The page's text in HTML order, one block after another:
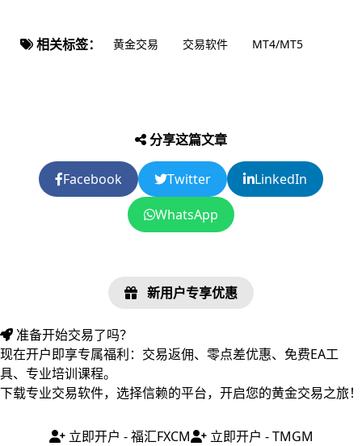
相关标签： 黄金交易 交易软件 MT4/MT5
分享这篇文章
Facebook Twitter
LinkedIn
WhatsApp
新用户专享优惠
准备开始交易了吗？
现在开户即享专属福利：交易返佣、零点差优惠、免费EA工
具、专业培训课程。
下载专业交易软件，选择信赖的平台，开启您的黄金交易之旅！
立即开户 - 福汇FXCM
立即开户 - TMGM